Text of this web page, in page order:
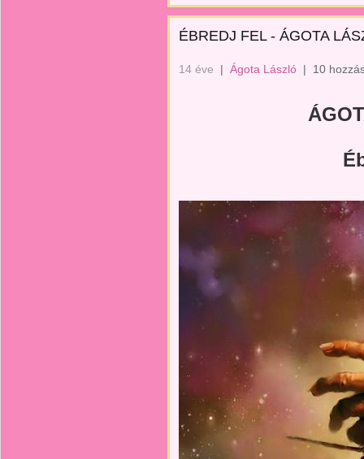
ÉBREDJ FEL - ÁGOTA
14 éve | Ágota László | 10